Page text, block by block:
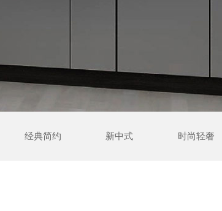
经典简约 新中式 时尚轻奢